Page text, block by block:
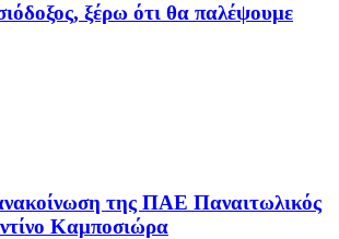
ξέρω ότι θα παλέψουμε
της ΠΑΕ Παναιτωλικός
Καμποσιώρα